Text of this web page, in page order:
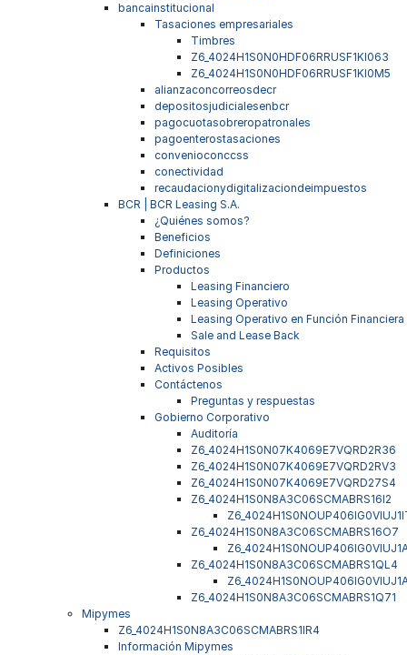
bancainstitucional
Tasaciones empresariales
Timbres
Z6_4024H1S0N0HDF06RRUSF1KI063
Z6_4024H1S0N0HDF06RRUSF1KI0M5
alianzaconcorreosdecr
depositosjudicialesenbcr
pagocuotasobreropatronales
pagoenterostasaciones
convenioconccss
conectividad
recaudacionydigitalizaciondeimpuestos
BCR | BCR Leasing S.A.
¿Quiénes somos?
Beneficios
Definiciones
Productos
Leasing Financiero
Leasing Operativo
Leasing Operativo en Función Financiera
Sale and Lease Back
Requisitos
Activos Posibles
Contáctenos
Preguntas y respuestas
Gobierno Corporativo
Auditoría
Z6_4024H1S0N07K4069E7VQRD2R36
Z6_4024H1S0N07K4069E7VQRD2RV3
Z6_4024H1S0N07K4069E7VQRD27S4
Z6_4024H1S0N8A3C06SCMABRS16I2
Z6_4024H1S0N8A3C06SCMABRS16O7
Z6_4024H1S0N8A3C06SCMABRS1QL4
Z6_4024H1S0N8A3C06SCMABRS1Q71
Mipymes
Z6_4024H1S0N8A3C06SCMABRS1IR4
Información Mipymes